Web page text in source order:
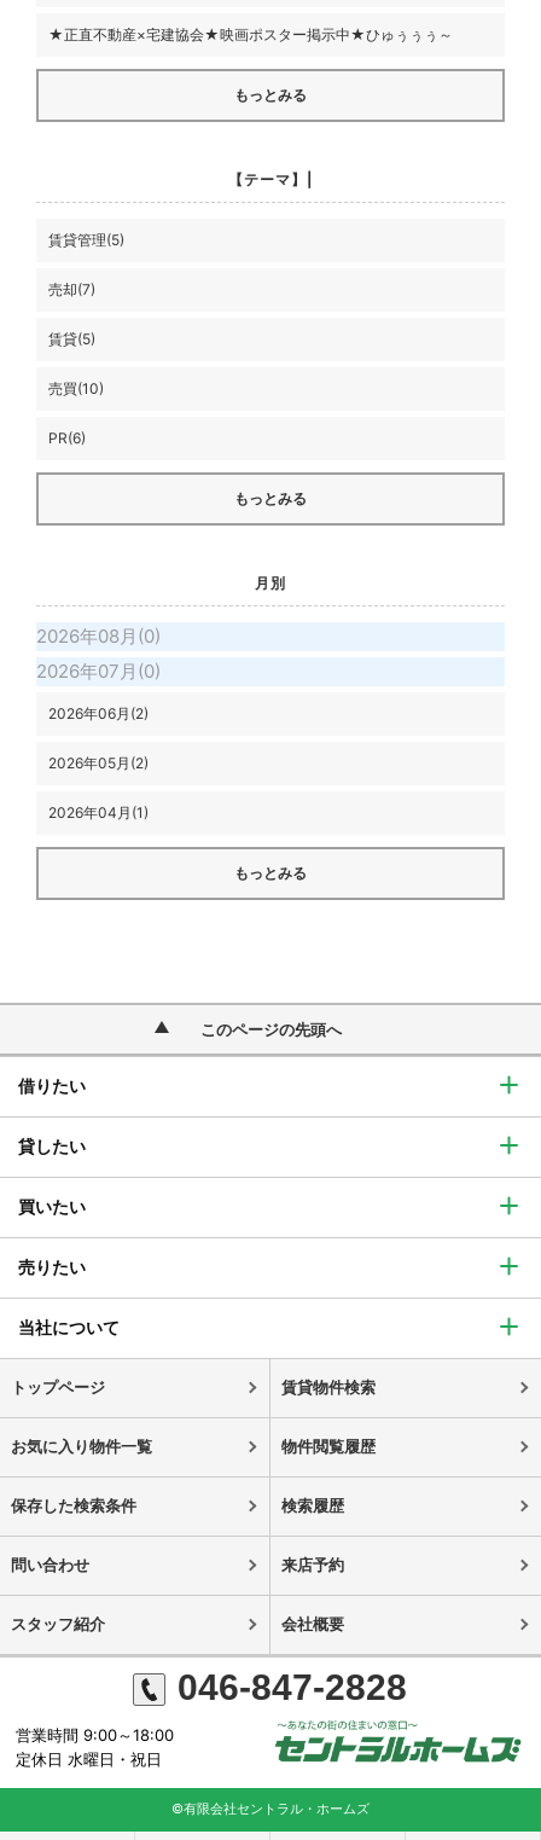
★正直不動産×宅建協会★映画ポスター掲示中★ひゅぅぅぅ～
もっとみる
【テーマ】|
賃貸管理(5)
売却(7)
賃貸(5)
売買(10)
PR(6)
もっとみる
月別
2026年08月(0)
2026年07月(0)
2026年06月(2)
2026年05月(2)
2026年04月(1)
もっとみる
このページの先頭へ
借りたい
貸したい
買いたい
売りたい
当社について
トップページ 賃貸物件検索
お気に入り物件一覧 物件閲覧履歴
保存した検索条件 検索履歴
問い合わせ 来店予約
スタッフ紹介 会社概要
046-847-2828
営業時間 9:00～18:00
定休日 水曜日・祝日
©有限会社セントラル・ホームズ